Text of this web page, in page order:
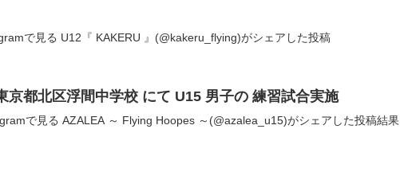
で見る U12『 KAKERU 』(@kakeru_flying)がシェアした投稿
京都北区浮間中学校 にて U15 男子の 練習試合実施
で見る AZALEA ～ Flying Hoopes ～(@azalea_u15)がシェアした投稿結果